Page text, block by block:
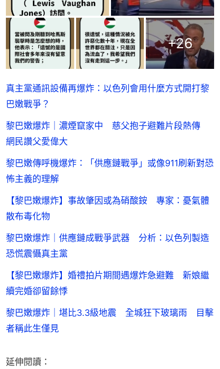
+26
真主黨通訊設備再爆炸：以色列會用什麼方式開打黎
巴嫩戰爭？
黎巴嫩爆炸｜濃煙竄家中 慈父抱子避難片段熱傳
網民讚父愛偉大
黎巴嫩傳呼機爆炸：「供應鏈戰爭」或像911刷新對恐
怖主義的理解
【黎巴嫩爆炸】事故肇因或為硝酸銨 專家：憂氣體
散布毒化物
黎巴嫩爆炸｜供應鏈成戰爭武器 分析：以色列製造
恐慌震懾真主黨
【黎巴嫩爆炸】婚禮拍片期間遇爆炸急避難 新娘繼
續完婚卻留餘悸
黎巴嫩爆炸｜堪比3.3級地震 全城狂下玻璃雨 目擊
者稱此生僅見
延伸閱讀：